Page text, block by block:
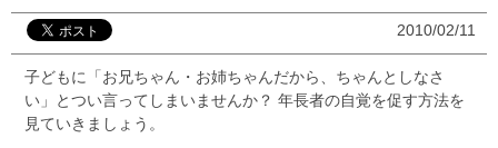
2010/02/11
子どもに「お兄ちゃん・お姉ちゃんだから、ちゃんとしなさ
い」とつい言ってしまいませんか？ 年長者の自覚を促す方法を
見ていきましょう。